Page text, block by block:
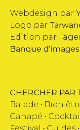
Webdesign par
Logo par
Edition par
Banque d’images
CHERCHER PAR
Balade • Bien
Canapé •